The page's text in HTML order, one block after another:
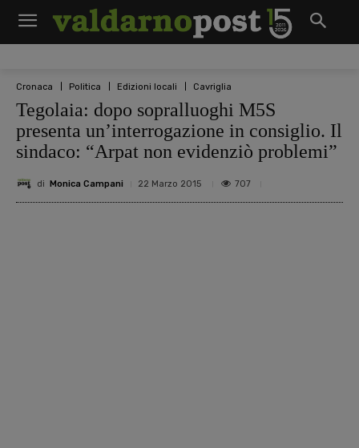
Cronaca Politica Edizioni locali Cavriglia
Tegolaia: dopo sopralluoghi M5S
presenta un’interrogazione in consiglio. Il
sindaco: “Arpat non evidenziò problemi”
di Monica Campani 22 Marzo 2015 707